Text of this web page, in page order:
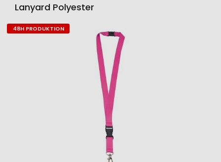
Lanyard Polyester
Zum
48H PRODUKTION